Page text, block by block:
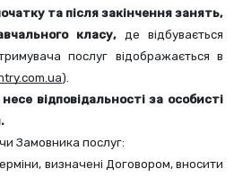
та після закінчення занять,
класу, де відбувається
послуг відображається в
).
відповідальності за особисті
Замовника послуг:
визначені Договором, вносити